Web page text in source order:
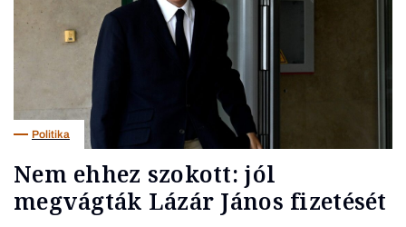
Politika
Nem ehhez szokott: jól
megvágták Lázár János fizetését